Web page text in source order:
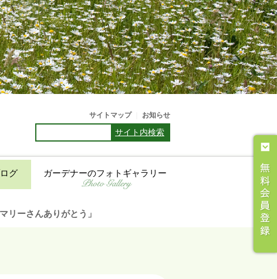
サイトマップ お知らせ
サイト内検索
グ ガーデナーのフォトギャラリー
リーさんありがとう」